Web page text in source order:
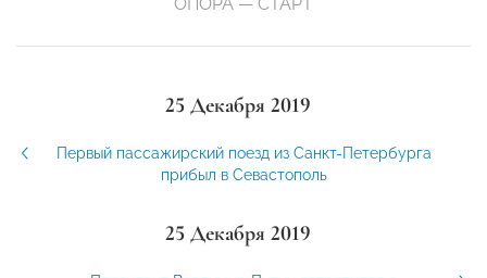
25 Декабря 2019
Первый пассажирский поезд из Санкт-Петербурга
прибыл в Севастополь
25 Декабря 2019